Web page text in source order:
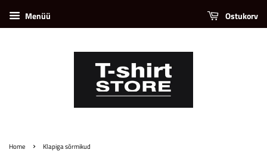
Menüü Ostukorv
Home › Klapiga sõrmikud